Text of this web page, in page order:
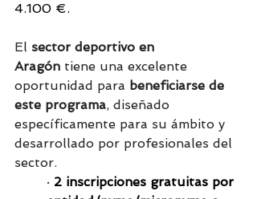
4.100 €.
El sector deportivo en
Aragón tiene una excelente
oportunidad para beneficiarse de
este programa, diseñado
específicamente para su ámbito y
desarrollado por profesionales del
sector.
· 2 inscripciones gratuitas por